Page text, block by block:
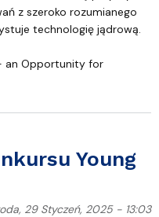
z szeroko rozumianego
technologię jądrową.
an Opportunity for
Young
29 Styczeń, 2025 - 13:03